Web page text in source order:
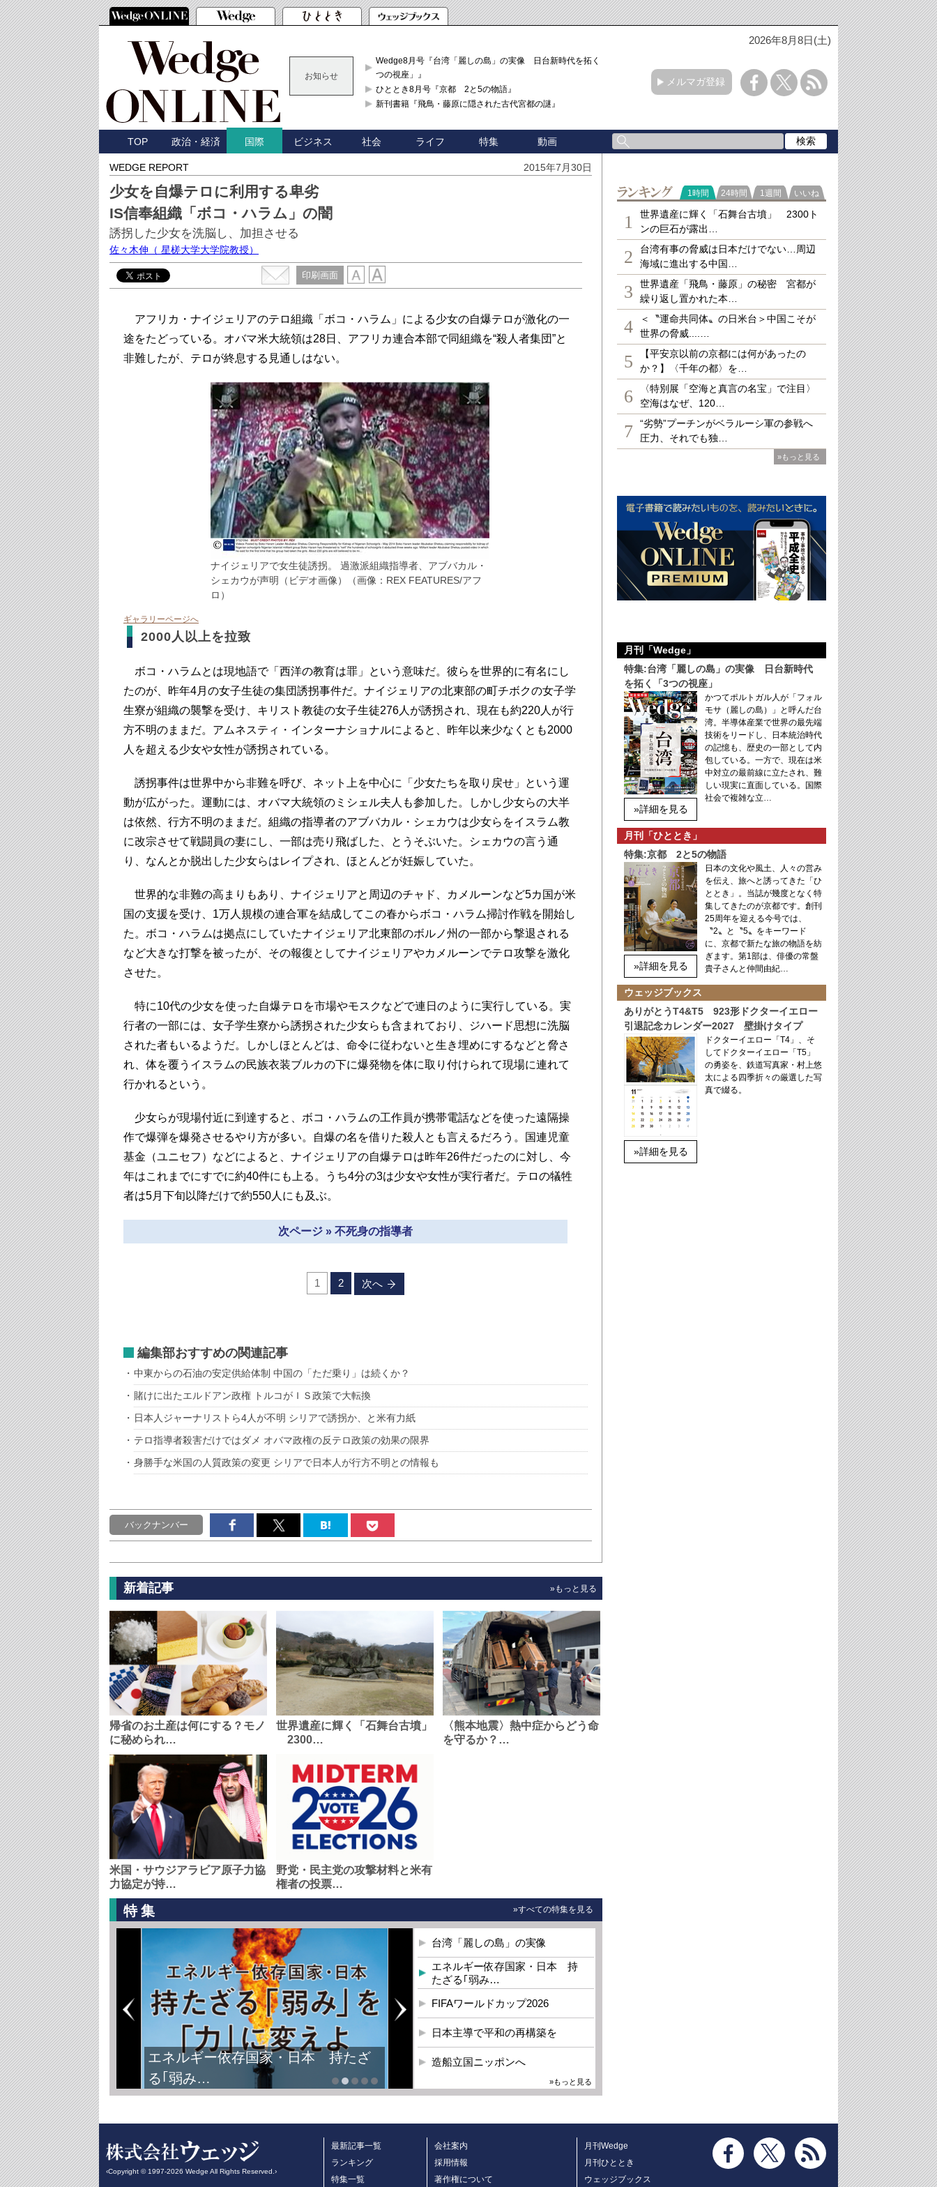
2026年8月8日(土)
お知らせ
Wedge8月号『台湾「麗しの島」の実像 日台新時代を拓く「3
つの視座」』
ひととき8月号『京都 2と5の物語』
新刊書籍『飛鳥・藤原に隠された古代宮都の謎』
メルマガ登録
TOP 政治・経済 国際 ビジネス 社会 ライフ 特集 動画
WEDGE REPORT 2015年7月30日
少女を自爆テロに利用する卑劣
IS信奉組織「ボコ・ハラム」の闇
誘拐した少女を洗脳し、加担させる
佐々木伸 （ 星槎大学大学院教授）
印刷画面
アフリカ・ナイジェリアのテロ組織「ボコ・ハラム」による少女の自爆テロが激化の一
途をたどっている。オバマ米大統領は28日、アフリカ連合本部で同組織を“殺人者集団”と
非難したが、テロが終息する見通しはない。
ナイジェリアで女生徒誘拐。 過激派組織指導者、アブバカル・
シェカウが声明（ビデオ画像）（画像：REX FEATURES/アフ
ロ）
ギャラリーページへ
2000人以上を拉致
ボコ・ハラムとは現地語で「西洋の教育は罪」という意味だ。彼らを世界的に有名にし
たのが、昨年4月の女子生徒の集団誘拐事件だ。ナイジェリアの北東部の町チボクの女子学
生寮が組織の襲撃を受け、キリスト教徒の女子生徒276人が誘拐され、現在も約220人が行
方不明のままだ。アムネスティ・インターナショナルによると、昨年以来少なくとも2000
人を超える少女や女性が誘拐されている。
誘拐事件は世界中から非難を呼び、ネット上を中心に「少女たちを取り戻せ」という運
動が広がった。運動には、オバマ大統領のミシェル夫人も参加した。しかし少女らの大半
は依然、行方不明のままだ。組織の指導者のアブバカル・シェカウは少女らをイスラム教
に改宗させて戦闘員の妻にし、一部は売り飛ばした、とうそぶいた。シェカウの言う通
り、なんとか脱出した少女らはレイプされ、ほとんどが妊娠していた。
世界的な非難の高まりもあり、ナイジェリアと周辺のチャド、カメルーンなど5カ国が米
国の支援を受け、1万人規模の連合軍を結成してこの春からボコ・ハラム掃討作戦を開始し
た。ボコ・ハラムは拠点にしていたナイジェリア北東部のボルノ州の一部から撃退される
など大きな打撃を被ったが、その報復としてナイジェリアやカメルーンでテロ攻撃を激化
させた。
特に10代の少女を使った自爆テロを市場やモスクなどで連日のように実行している。実
行者の一部には、女子学生寮から誘拐された少女らも含まれており、ジハード思想に洗脳
された者もいるようだ。しかしほとんどは、命令に従わないと生き埋めにするなどと脅さ
れ、体を覆うイスラムの民族衣装ブルカの下に爆発物を体に取り付けられて現場に連れて
行かれるという。
少女らが現場付近に到達すると、ボコ・ハラムの工作員が携帯電話などを使った遠隔操
作で爆弾を爆発させるやり方が多い。自爆の名を借りた殺人とも言えるだろう。国連児童
基金（ユニセフ）などによると、ナイジェリアの自爆テロは昨年26件だったのに対し、今
年はこれまでにすでに約40件にも上る。うち4分の3は少女や女性が実行者だ。テロの犠牲
者は5月下旬以降だけで約550人にも及ぶ。
次ページ » 不死身の指導者
1 2 次へ
編集部おすすめの関連記事
中東からの石油の安定供給体制 中国の「ただ乗り」は続くか？
賭けに出たエルドアン政権 トルコがＩＳ政策で大転換
日本人ジャーナリストら4人が不明 シリアで誘拐か、と米有力紙
テロ指導者殺害だけではダメ オバマ政権の反テロ政策の効果の限界
身勝手な米国の人質政策の変更 シリアで日本人が行方不明との情報も
バックナンバー
新着記事 »もっと見る
帰省のお土産は何にする？モノ
に秘められ…
世界遺産に輝く「石舞台古墳」
2300…
〈熊本地震〉熱中症からどう命
を守るか？…
米国・サウジアラビア原子力協
力協定が持…
野党・民主党の攻撃材料と米有
権者の投票…
特集 »すべての特集を見る
エネルギー依存国家・日本 持たざ
る｢弱み…
台湾「麗しの島」の実像
エネルギー依存国家・日本 持
たざる｢弱み…
FIFAワールドカップ2026
日本主導で平和の再構築を
造船立国ニッポンへ
»もっと見る
ランキング
1時間 24時間 1週間 いいね
1
世界遺産に輝く「石舞台古墳」 2300ト
ンの巨石が露出…
2
台湾有事の脅威は日本だけでない…周辺
海域に進出する中国…
3
世界遺産「飛鳥・藤原」の秘密 宮都が
繰り返し置かれた本…
4
＜〝運命共同体〟の日米台＞中国こそが
世界の脅威....…
5
【平安京以前の京都には何があったの
か？】〈千年の都〉を…
6
〈特別展「空海と真言の名宝」で注目〉
空海はなぜ、120…
7
“劣勢”プーチンがベラルーシ軍の参戦へ
圧力、それでも独…
»もっと見る
月刊「Wedge」
特集:台湾「麗しの島」の実像 日台新時代
を拓く「3つの視座」
»詳細を見る
かつてポルトガル人が「フォル
モサ（麗しの島）」と呼んだ台
湾。半導体産業で世界の最先端
技術をリードし、日本統治時代
の記憶も、歴史の一部として内
包している。一方で、現在は米
中対立の最前線に立たされ、難
しい現実に直面している。国際
社会で複雑な立…
月刊「ひととき」
特集:京都 2と5の物語
»詳細を見る
日本の文化や風土、人々の営み
を伝え、旅へと誘ってきた「ひ
ととき」。当誌が幾度となく特
集してきたのが京都です。創刊
25周年を迎える今号では、
〝2〟と〝5〟をキーワード
に、京都で新たな旅の物語を紡
ぎます。第1部は、俳優の常盤
貴子さんと仲間由紀…
ウェッジブックス
ありがとうT4&T5 923形ドクターイエロー
引退記念カレンダー2027 壁掛けタイプ
»詳細を見る
ドクターイエロー「T4」、そ
してドクターイエロー「T5」
の勇姿を、鉄道写真家・村上悠
太による四季折々の厳選した写
真で綴る。
‹Copyright © 1997-2026 Wedge All Rights Reserved.›
最新記事一覧
ランキング
特集一覧
会社案内
採用情報
著作権について
月刊Wedge
月刊ひととき
ウェッジブックス